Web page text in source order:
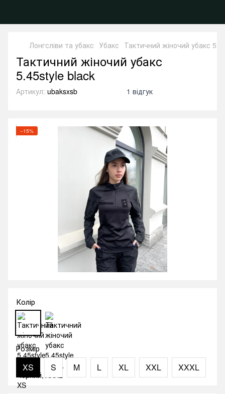
Лонгсліви та убакс Убакс Тактичний жіночий убакс
Тактичний жіночий убакс
5.45style black
Артикул: ubaksxsb 1 відгук
−15%
Колір
Розмір
XS S M L XL XXL XXXL